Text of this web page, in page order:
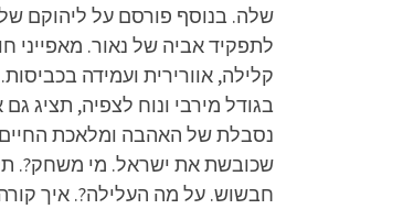
שלה. בנוסף פורסם על ליהוקם של
קלילה, אוורירית ועמידה
בגודל מירבי ונוח לצפיה, תציג
שכובשת את ישראל. מי משחק?.
חבשוש. על מה העלילה?. איך